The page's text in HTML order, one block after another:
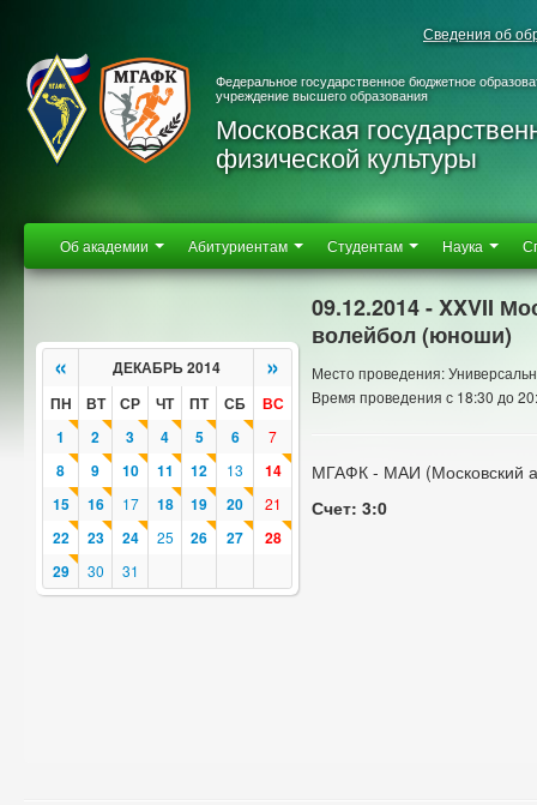
Сведения об
Федеральное государственное бюджетное
учреждение высшего образования
Московская
физической культуры
Об академии Абитуриентам Студентам Наука
« ДЕКАБРЬ 2014 »
ПН ВТ СР ЧТ ПТ СБ
ВС
1
2 3 4 5 6 7
8 9 10 11 12 13
14
15
16 17 18 19 20 21
22 23 24 25 26 27
28
29
30 31
09.12.2014 - XXVII
волейбол (юноши)
Место проведения:
Время проведения с 18:30 до
МГАФК - МАИ (Московский
Счет: 3:0